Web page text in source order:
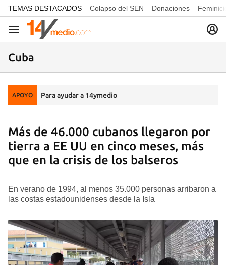
common.go-to-content
TEMAS DESTACADOS Colapso del SEN Donaciones
Navegación
Cuba
APOYO Para ayudar a 14ymedio
Más de 46.000 cubanos llegaron por
tierra a EE UU en cinco meses, más
que en la crisis de los balseros
En verano de 1994, al menos 35.000 personas arribaron a
las costas estadounidenses desde la Isla